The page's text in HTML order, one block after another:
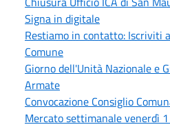
Signa in digitale
Restiamo in contatto: Iscriviti
Comune
Giorno dell'Unità Nazionale e
Armate
Convocazione Consiglio
Mercato settimanale venerdì